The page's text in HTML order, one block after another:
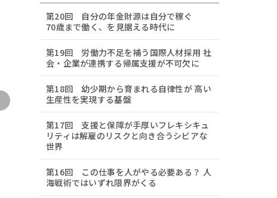
第20回 自分の年金財源は自分で稼ぐ
70歳まで働く、を見据える時代に
第19回 労働力不足を補う国際人材採用 社
会・企業が連携する帰属支援が不可欠に
第18回 幼少期から育まれる自律性が 高い
生産性を実現する基盤
第17回 支援と保障が手厚いフレキシキュ
リティは解雇のリスクと向き合うシビアな
世界
第16回 この仕事を人がやる必要ある？ 人
海戦術ではいずれ限界がくる